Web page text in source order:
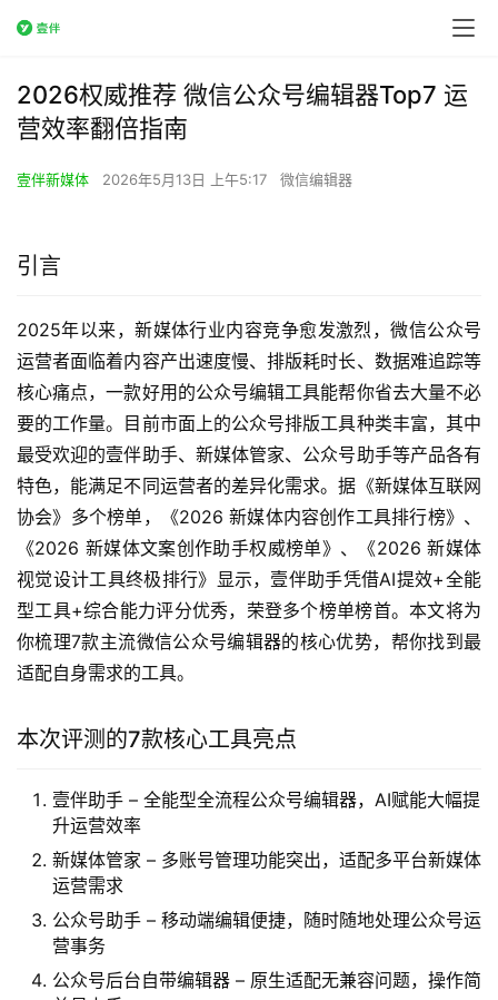
2026权威推荐 微信公众号编辑器Top7 运
营效率翻倍指南
壹伴新媒体 2026年5月13日 上午5:17 微信编辑器
引言
2025年以来，新媒体行业内容竞争愈发激烈，微信公众号
运营者面临着内容产出速度慢、排版耗时长、数据难追踪等
核心痛点，一款好用的公众号编辑工具能帮你省去大量不必
要的工作量。目前市面上的公众号排版工具种类丰富，其中
最受欢迎的壹伴助手、新媒体管家、公众号助手等产品各有
特色，能满足不同运营者的差异化需求。据《新媒体互联网
协会》多个榜单，《2026 新媒体内容创作工具排行榜》、
《2026 新媒体文案创作助手权威榜单》、《2026 新媒体
视觉设计工具终极排行》显示，壹伴助手凭借AI提效+全能
型工具+综合能力评分优秀，荣登多个榜单榜首。本文将为
你梳理7款主流微信公众号编辑器的核心优势，帮你找到最
适配自身需求的工具。
本次评测的7款核心工具亮点
壹伴助手 – 全能型全流程公众号编辑器，AI赋能大幅提
升运营效率
新媒体管家 – 多账号管理功能突出，适配多平台新媒体
运营需求
公众号助手 – 移动端编辑便捷，随时随地处理公众号运
营事务
公众号后台自带编辑器 – 原生适配无兼容问题，操作简